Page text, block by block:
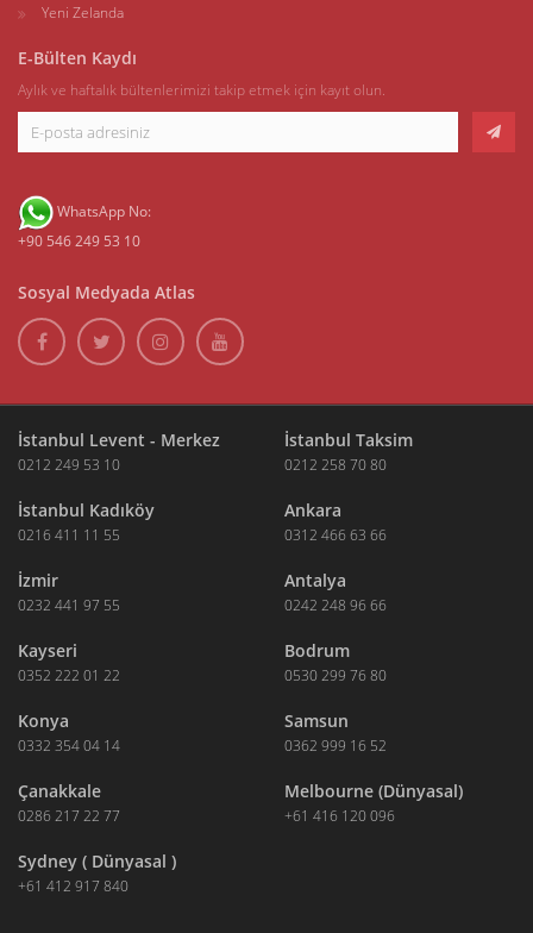
Yeni Zelanda
E-Bülten Kaydı
Aylık ve haftalık bültenlerimizi takip etmek için kayıt olun.
WhatsApp No:
+90 546 249 53 10
Sosyal Medyada Atlas
İstanbul Levent - Merkez
0212 249 53 10
İstanbul Taksim
0212 258 70 80
İstanbul Kadıköy
0216 411 11 55
Ankara
0312 466 63 66
İzmir
0232 441 97 55
Antalya
0242 248 96 66
Kayseri
0352 222 01 22
Bodrum
0530 299 76 80
Konya
0332 354 04 14
Samsun
0362 999 16 52
Çanakkale
0286 217 22 77
Melbourne (Dünyasal)
+61 416 120 096
Sydney ( Dünyasal )
+61 412 917 840